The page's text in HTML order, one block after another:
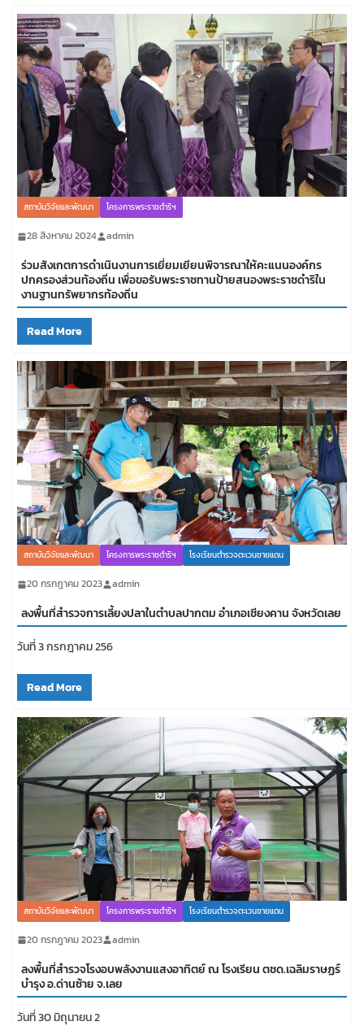
สถาบันวิจัยและพัฒนา โครงการพระราชดำริฯ
28 สิงหาคม 2024 admin
ร่วมสังเกตการดำเนินงานการเยี่ยมเยียนพิจารณาให้คะแนนองค์กร
ปกครองส่วนท้องถิ่น เพื่อขอรับพระราชทานป้ายสนองพระราชดำริใน
งานฐานทรัพยากรท้องถิ่น
Read More
สถาบันวิจัยและพัฒนา โครงการพระราชดำริฯ โรงเรียนตำรวจตะเวนชายแดน
20 กรกฎาคม 2023 admin
ลงพื้นที่สำรวจการเลี้ยงปลาในตำบลปากตม อำเภอเชียงคาน จังหวัดเลย
วันที่ 3 กรกฎาคม 256
Read More
สถาบันวิจัยและพัฒนา โครงการพระราชดำริฯ โรงเรียนตำรวจตะเวนชายแดน
20 กรกฎาคม 2023 admin
ลงพื้นที่สำรวจโรงอบพลังงานแสงอาทิตย์ ณ โรงเรียน ตชด.เฉลิมราษฏร์
บำรุง อ.ด่านซ้าย จ.เลย
วันที่ 30 มิถุนายน 2